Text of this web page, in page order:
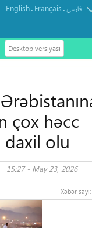
English. Français.فارسی
Desktop versiyası
çox həcc
daxil olu
15:27 - May 23, 2026
Xəbər sayı: